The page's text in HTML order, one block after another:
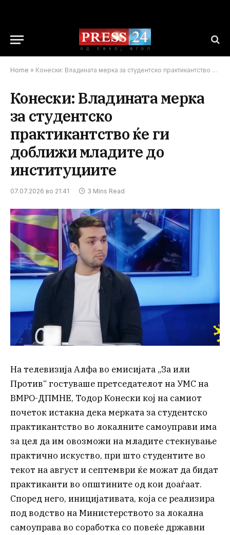
Home » Конески: Владината мерка за студентско практикантство ќе ги доближи младите до институциите
Конески: Владината мерка
за студентско
практикантство ќе ги
доближи младите до
институциите
07.07.2026 во 21:41 3 Mins Read
На телевизија Алфа во емисијата „За или
Против“ гостуваше претседателот на УМС на
ВМРО-ДПМНЕ, Тодор Конески кој на самиот
почеток истакна дека мерката за студентско
практикантство во локалните самоуправи има
за цел да им овозможи на младите стекнување
практично искуство, при што студентите во
текот на август и септември ќе можат да бидат
практиканти во општините од кои доаѓаат.
Според него, иницијативата, која се реализира
под водство на Министерството за локална
самоуправа во соработка со повеќе државни